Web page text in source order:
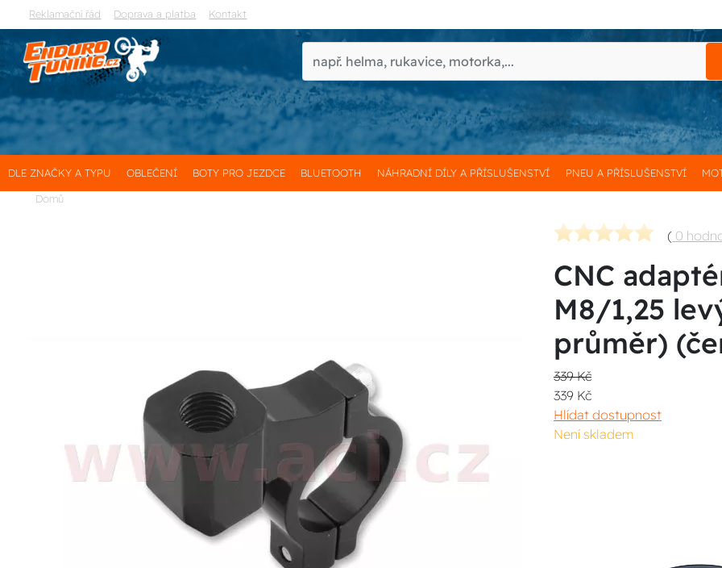
Reklamační řád Doprava a platba Kontakt
DLE ZNAČKY A TYPU OBLEČENÍ BOTY PRO JEZDCE BLUETOOTH NÁHRADNÍ DÍLY A PŘÍSLUŠENSTVÍ PNEU A PŘÍSLUŠENSTVÍ
Domů
( 0
CNC
M8/1,25
průměr)
339 Kč
339 Kč
Hlídat dostupnost
Není skladem